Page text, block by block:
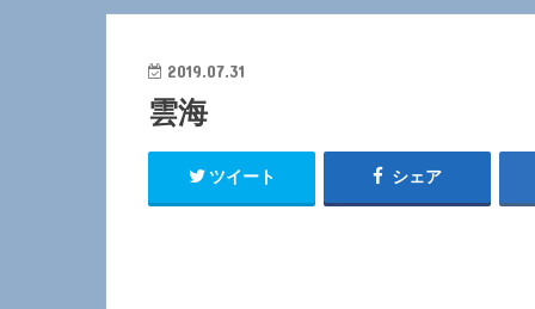
2019.07.31
雲海
ツイート シェア